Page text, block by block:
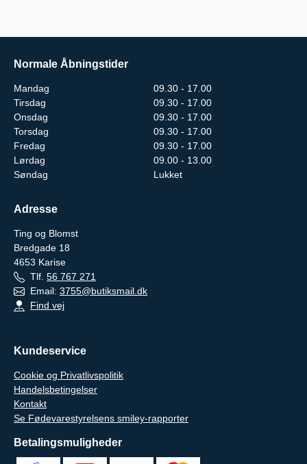
Normale Åbningstider
Mandag
09.30 - 17.00
Tirsdag
09.30 - 17.00
Onsdag
09.30 - 17.00
Torsdag
09.30 - 17.00
Fredag
09.30 - 17.00
Lørdag
09.00 - 13.00
Søndag
Lukket
Adresse
Ting og Blomst
Bredgade 18
4653 Karise
Tlf. 56 767 271
Email: 3755@butiksmail.dk
Find vej
Kundeservice
Cookie og Privatlivspolitik
Handelsbetingelser
Kontakt
Se Fødevarestyrelsens smiley-rapporter
Betalingsmuligheder